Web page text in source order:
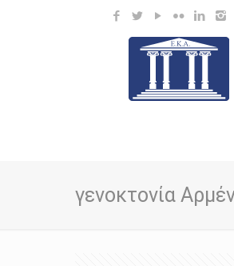
γενοκτονία